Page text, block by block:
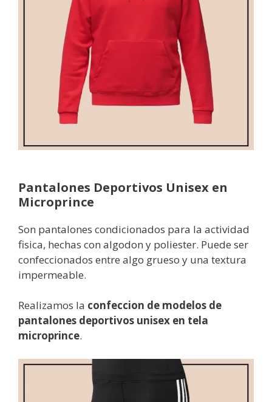
Pantalones Deportivos Unisex en
Microprince
Son pantalones condicionados para la actividad
fisica, hechas con algodon y poliester. Puede ser
confeccionados entre algo grueso y una textura
impermeable.
Realizamos la confeccion de modelos de
pantalones deportivos unisex en tela
microprince.